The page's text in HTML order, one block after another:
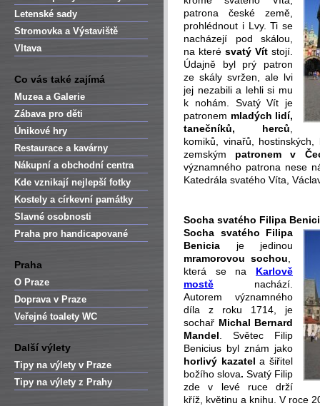
Letenské sady
Stromovka a Výstaviště
Vltava
Co vás také zajímá
Muzea a Galerie
Zábava pro děti
Únikové hry
Restaurace a kavárny
Nákupní a obchodní centra
Kde vznikají nejlepší fotky
Kostely a církevní památky
Slavné osobnosti
Praha pro handicapované
Praha
O Praze
Doprava v Praze
Veřejné toalety WC
Další výlety
Tipy na výlety v Praze
Tipy na výlety z Prahy
patrona české země,
prohlédnout i Lvy. Ti se
nacházejí pod skálou,
na které svatý Vít stojí.
Údajně byl prý patron
ze skály svržen, ale lvi
jej nezabili a lehli si mu
k nohám. Svatý Vít je
patronem mladých lidí,
tanečníků, herců
komiků, vinařů,
zemským patronem v
významného patrona nese
Katedrála svatého Víta,
Socha svatého Filipa
Socha svatého Filipa
Benicia je jedinou
mramorovou sochou
která se na Karlově
mostě
nachází.
Autorem významného
díla z roku 1714, je
sochař Michal Bernard
Mandel . Světec Filip
Benicius byl znám jako
horlivý kazatel a šiřitel
božího slova. Svatý Filip
zde v levé ruce drží
kříž, květinu a knihu. V roce